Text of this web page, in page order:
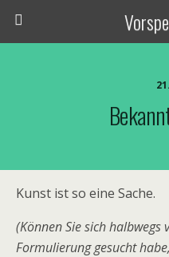
Kunst ist so eine Sache.
(Können Sie sich halbwegs
Formulierung gesucht